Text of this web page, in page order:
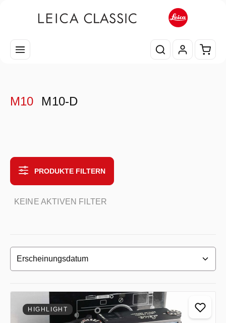
M10 M10-D
PRODUKTE FILTERN
KEINE AKTIVEN FILTER
HIGHLIGHT